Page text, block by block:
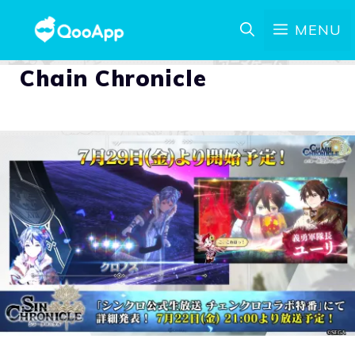
MENU
Chain Chronicle